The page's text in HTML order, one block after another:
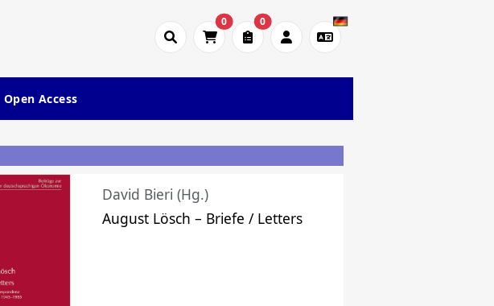
0 0
Open Access
David Bieri (Hg.)
August Lösch – Briefe / Letters